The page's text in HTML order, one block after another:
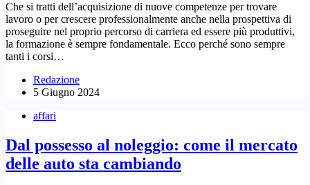
Che si tratti dell’acquisizione di nuove competenze per trovare
lavoro o per crescere professionalmente anche nella prospettiva di
proseguire nel proprio percorso di carriera ed essere più produttivi,
la formazione è sempre fondamentale. Ecco perché sono sempre
tanti i corsi…
Redazione
5 Giugno 2024
affari
Dal possesso al noleggio: come il mercato
delle auto sta cambiando